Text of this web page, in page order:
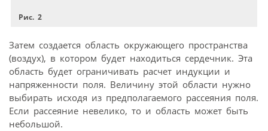
Рис. 2
Затем создается область окружающего пространства
(воздух), в котором будет находиться сердечник. Эта
область будет ограничивать расчет индукции и
напряженности поля. Величину этой области нужно
выбирать исходя из предполагаемого рассеяния поля.
Если рассеяние невелико, то и область может быть
небольшой.